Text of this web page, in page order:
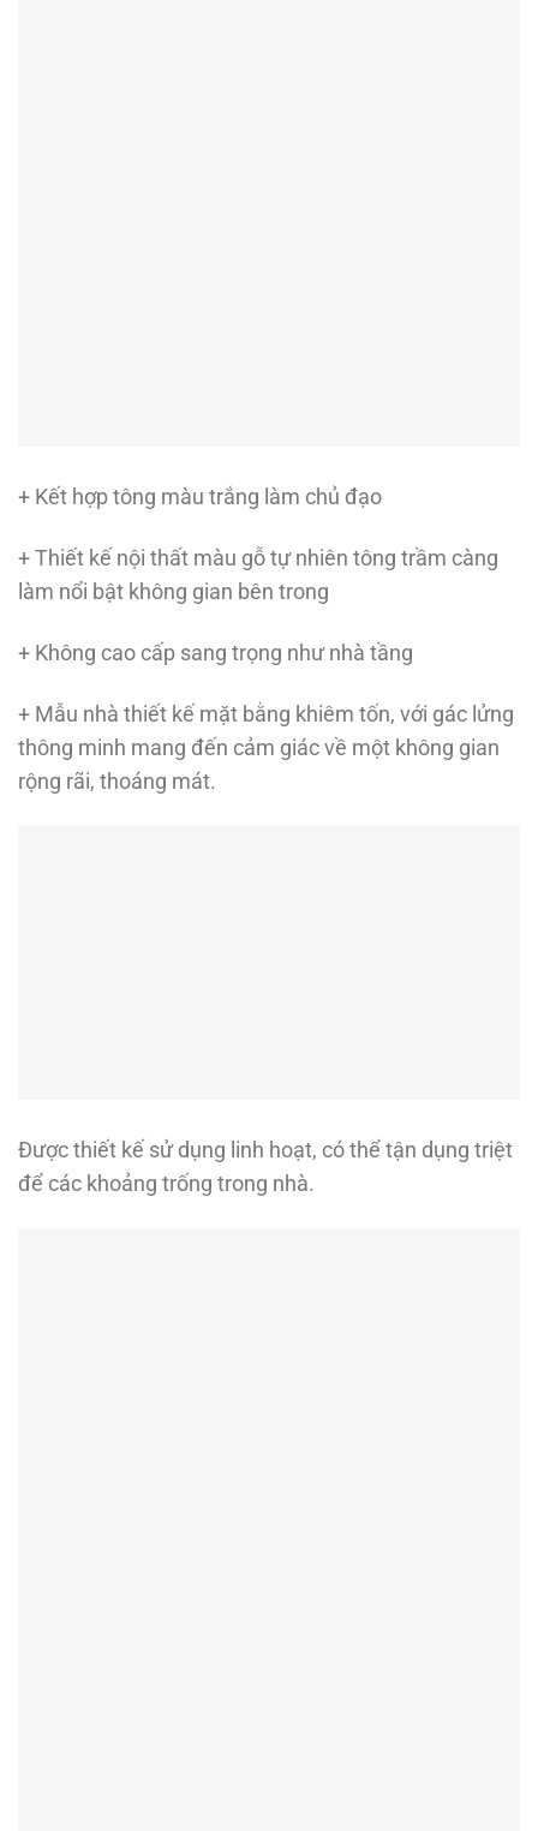
+ Kết hợp tông màu trắng làm chủ đạo
+ Thiết kế nội thất màu gỗ tự nhiên tông trầm càng
làm nổi bật không gian bên trong
+ Không cao cấp sang trọng như nhà tầng
+ Mẫu nhà thiết kế mặt bằng khiêm tốn, với gác lửng
thông minh mang đến cảm giác về một không gian
rộng rãi, thoáng mát.
Được thiết kế sử dụng linh hoạt, có thể tận dụng triệt
để các khoảng trống trong nhà.